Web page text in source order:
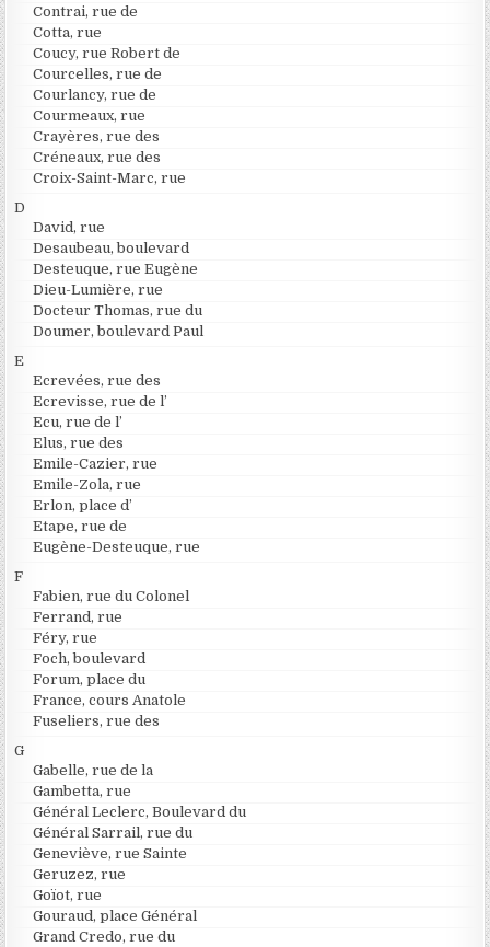
Contrai, rue de
Cotta, rue
Coucy, rue Robert de
Courcelles, rue de
Courlancy, rue de
Courmeaux, rue
Crayères, rue des
Créneaux, rue des
Croix-Saint-Marc, rue
D
David, rue
Desaubeau, boulevard
Desteuque, rue Eugène
Dieu-Lumière, rue
Docteur Thomas, rue du
Doumer, boulevard Paul
E
Ecrevées, rue des
Ecrevisse, rue de l’
Ecu, rue de l’
Elus, rue des
Emile-Cazier, rue
Emile-Zola, rue
Erlon, place d’
Etape, rue de
Eugène-Desteuque, rue
F
Fabien, rue du Colonel
Ferrand, rue
Féry, rue
Foch, boulevard
Forum, place du
France, cours Anatole
Fuseliers, rue des
G
Gabelle, rue de la
Gambetta, rue
Général Leclerc, Boulevard du
Général Sarrail, rue du
Geneviève, rue Sainte
Geruzez, rue
Goïot, rue
Gouraud, place Général
Grand Credo, rue du